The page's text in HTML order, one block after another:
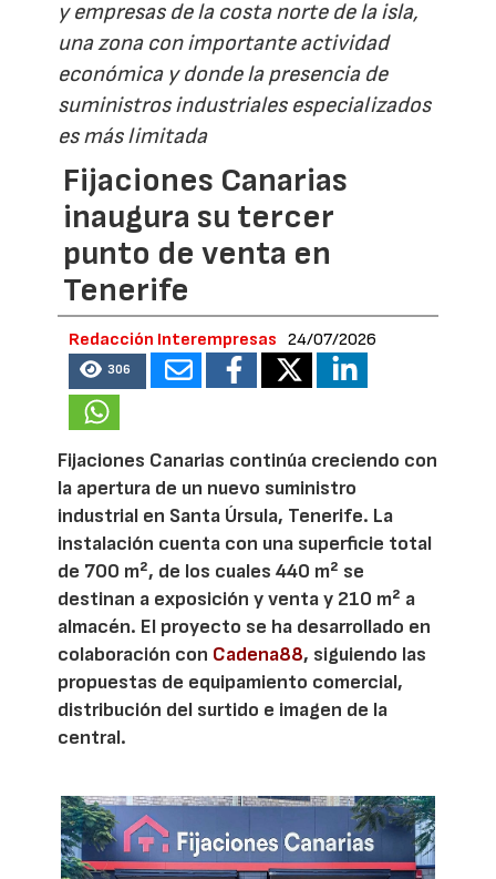
y empresas de la costa norte de la isla,
una zona con importante actividad
económica y donde la presencia de
suministros industriales especializados
es más limitada
Fijaciones Canarias
inaugura su tercer
punto de venta en
Tenerife
Redacción Interempresas 24/07/2026
306
Fijaciones Canarias continúa creciendo con
la apertura de un nuevo suministro
industrial en Santa Úrsula, Tenerife. La
instalación cuenta con una superficie total
de 700 m², de los cuales 440 m² se
destinan a exposición y venta y 210 m² a
almacén. El proyecto se ha desarrollado en
colaboración con Cadena88, siguiendo las
propuestas de equipamiento comercial,
distribución del surtido e imagen de la
central.